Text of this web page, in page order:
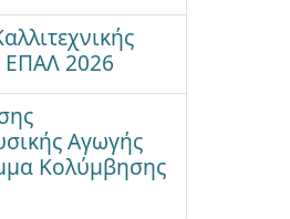
2026
Αγωγής
Κολύμβησης